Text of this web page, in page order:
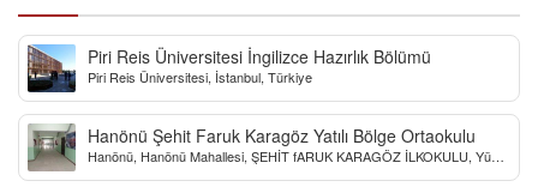
Piri Reis Üniversitesi İngilizce Hazırlık Bölümü
Piri Reis Üniversitesi, İstanbul, Türkiye
Hanönü Şehit Faruk Karagöz Yatılı Bölge Ortaokulu
Hanönü, Hanönü Mahallesi, ŞEHİT fARUK KARAGÖZ İLKOKULU, Yücel